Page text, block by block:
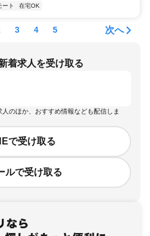
ート 在宅OK
3 4 5 次へ
着求人を受け取る
人のほか、おすすめ情報なども配信しま
で受け取る
ルで受け取る